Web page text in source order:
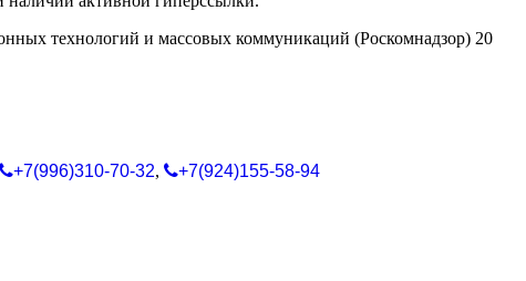
технологий и массовых коммуникаций (Роскомнадзор) 20
+7(996)310-70-32,
+7(924)155-58-94